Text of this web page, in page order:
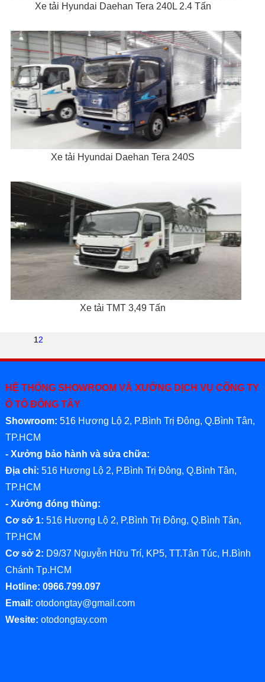
Xe tải Hyundai Daehan Tera 240L 2.4 Tấn
Xe tải Hyundai Daehan Tera 240S
Xe tải TMT 3,49 Tấn
1 2
HỆ THỐNG SHOWROOM VÀ XƯỞNG DỊCH VỤ CÔNG TY
Ô TÔ ĐÔNG TÂY
Showroom: 516 Hương Lộ 2, P.Bình Trị Đông, Q.Bình Tân,
TP.HCM
- Xưởng bảo hành và sửa chữa:
Địa chỉ: 516 Hương Lộ 2, P.Bình Trị Đông, Q.Bình Tân,
TP.HCM
- Xưởng đóng thùng:
Cơ sở 1: 516 Hương Lộ 2, P.Bình Trị Đông, Q.Bình Tân,
TP.HCM
Cơ sở 2: D9/37 Nguyễn Hữu Trí, KP5, TT.Tân Túc, H.Bình
Chánh Tp.HCM
Hotline: 0966.799.097
Email: otodongtay@gmail.com
Wesite: otodongtay.com